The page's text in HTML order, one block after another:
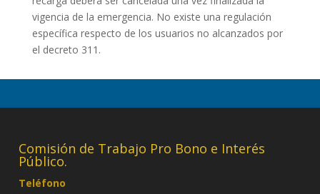
vigencia de la emergencia. No existe una regulación
específica respecto de los usuarios no alcanzados por
el decreto 311.
Comisión de Trabajo Pro Bono e Interés
Público.
Teléfono